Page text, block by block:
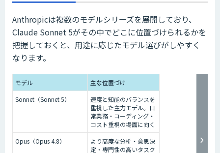
Anthropicは複数のモデルシリーズを展開しており、
Claude Sonnet 5がその中でどこに位置づけられるかを
把握しておくと、用途に応じたモデル選びがしやすく
なります。
モデル
主な位置づけ
Sonnet（Sonnet 5）
速度と知能のバランスを
重視した主力モデル。日
常業務・コーディング・
コスト重視の場面に向く
Opus（Opus 4.8）
より高度な分析・意思決
定・専門性の高いタスク